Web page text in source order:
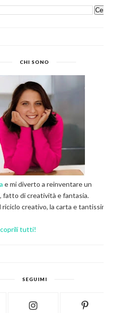
CHI SONO
e mi diverto a reinventare un
fatto di creatività e fantasia.
creativo, la carta e tantissimi
tutti!
SEGUIMI